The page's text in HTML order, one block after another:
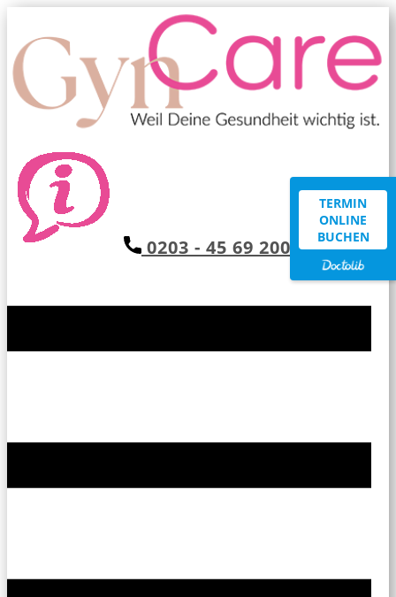
0203 - 45 69 200
TERMIN
ONLINE
BUCHEN